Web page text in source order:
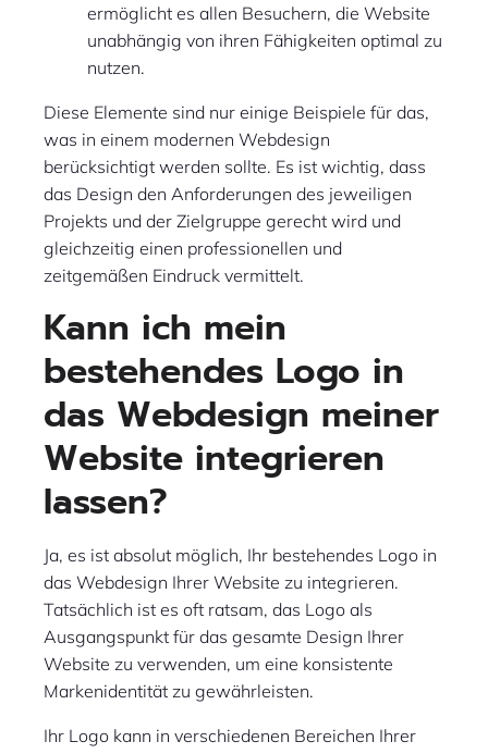
ermöglicht es allen Besuchern, die Website
unabhängig von ihren Fähigkeiten optimal zu
nutzen.
Diese Elemente sind nur einige Beispiele für das,
was in einem modernen Webdesign
berücksichtigt werden sollte. Es ist wichtig, dass
das Design den Anforderungen des jeweiligen
Projekts und der Zielgruppe gerecht wird und
gleichzeitig einen professionellen und
zeitgemäßen Eindruck vermittelt.
Kann ich mein
bestehendes Logo in
das Webdesign meiner
Website integrieren
lassen?
Ja, es ist absolut möglich, Ihr bestehendes Logo in
das Webdesign Ihrer Website zu integrieren.
Tatsächlich ist es oft ratsam, das Logo als
Ausgangspunkt für das gesamte Design Ihrer
Website zu verwenden, um eine konsistente
Markenidentität zu gewährleisten.
Ihr Logo kann in verschiedenen Bereichen Ihrer